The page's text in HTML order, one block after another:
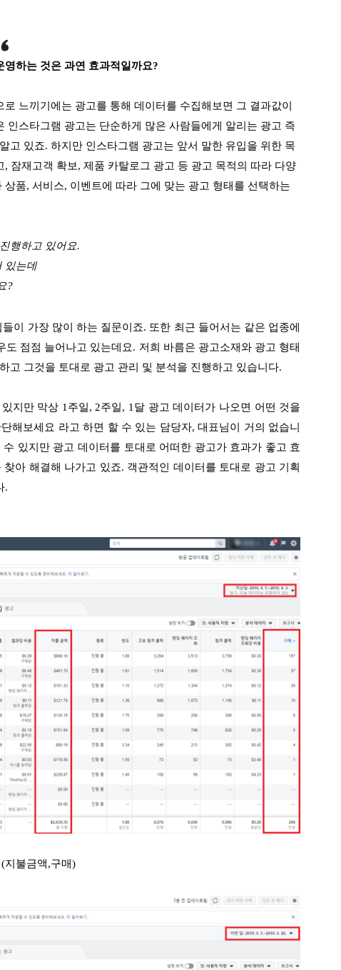
하는 것은 과연 효과적일까요?
느끼기에는 광고를 통해 데이터를 수집해보면 그 결과값이
스타그램 광고는 단순하게 많은 사람들에게 알리는 광고 즉
고 있죠. 하지만 인스타그램 광고는 앞서 말한 유입을 위한 목
잠재고객 확보, 제품 카탈로그 광고 등 광고 목적의 따라 다양
품, 서비스, 이벤트에 따라 그에 맞는 광고 형태를 선택하는
행하고 있어요.
있는데
?
이 가장 많이 하는 질문이죠. 또한 최근 들어서는 같은 업종에
점점 늘어나고 있는데요. 저희 바름은 광고소재와 광고 형태
고 그것을 토대로 광고 관리 및 분석을 진행하고 있습니다.
지만 막상 1주일, 2주일, 1달 광고 데이터가 나오면 어떤 것을
해보세요 라고 하면 할 수 있는 담당자, 대표님이 거의 없습니
있지만 광고 데이터를 토대로 어떠한 광고가 효과가 좋고 효
아 해결해 나가고 있죠. 객관적인 데이터를 토대로 광고 기획
.
지불금액,구매)